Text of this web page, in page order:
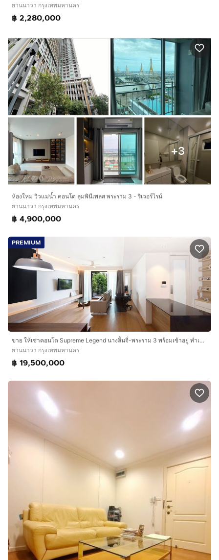
ยานนาวา กรุงเทพมหานคร
฿ 2,280,000
ห้องใหม่ วิวแม่น้ำ คอนโด ลุมพินีเพลส พระราม 3 - ริเวอร์ไรน์
ยานนาวา กรุงเทพมหานคร
฿ 4,900,000
PREMIUM
ขาย ให้เช่าคอนโด Supreme Legend นางลิ้นจี่-พระราม 3 พร้อมเข้าอยู่ ทำเลใจกลางเมือง ใกล้ MRT ลุมพินี
ยานนาวา กรุงเทพมหานคร
฿ 19,500,000